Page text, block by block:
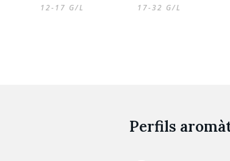
12-17 G/L 17-32 G/L
Perfils